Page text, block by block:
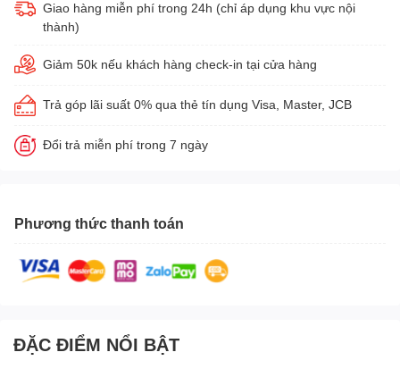
Giao hàng miễn phí trong 24h (chỉ áp dụng khu vực nội
thành)
Giảm 50k nếu khách hàng check-in tại cửa hàng
Trả góp lãi suất 0% qua thẻ tín dụng Visa, Master, JCB
Đổi trả miễn phí trong 7 ngày
Phương thức thanh toán
ĐẶC ĐIỂM NỔI BẬT